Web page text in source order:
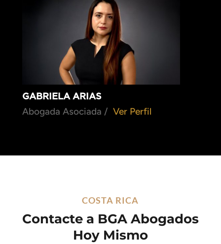
GABRIELA ARIAS
Abogada Asociada / Ver Perfil
COSTA RICA
Contacte a BGA Abogados
Hoy Mismo